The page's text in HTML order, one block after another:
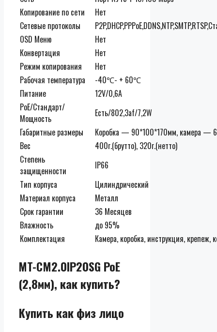
Копирование по сети
Нет
Сетевые протоколы
OSD Меню
Нет
Конвертация
Нет
Режим копирования
Нет
Рабочая температура
-40℃- + 60℃
Питание
12V/0,6А
PoE/Стандарт/
Мощность
Есть/802,3af/7,2W
Габаритные размеры
Коробка — 90*100*170мм, камера —
Вес
400г.(брутто), 320г.(нетто)
Степень
защищенности
IP66
Тип корпуса
Цилиндрический
Материал корпуса
Металл
Срок гарантии
36 Месяцев
Влажность
до 95%
Комплектация
Камера, коробка, инструкция, крепеж,
MT-CM2.0IP20SG PoE
(2,8мм), как купить?
Купить как физ лицо